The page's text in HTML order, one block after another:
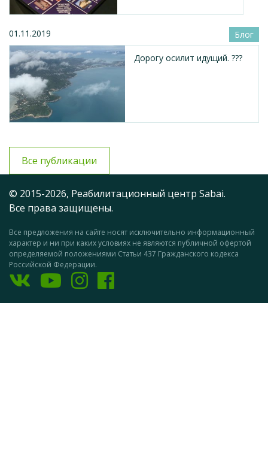
01.11.2019 Блог
Дорогу осилит идущий. ???
Все публикации
© 2015-2026, Реабилитационный центр Sabai.
Все права защищены.
Все предложения на сайте носят исключительно информационный
характер и ни при каких условиях не являются публичной офертой
определяемой положениями Статьи 437 Гражданского кодекса
Российской Федерации.